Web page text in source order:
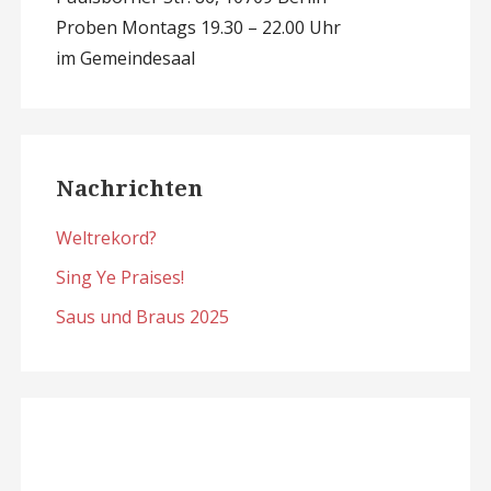
Proben Montags 19.30 – 22.00 Uhr
im Gemeindesaal
Nachrichten
Weltrekord?
Sing Ye Praises!
Saus und Braus 2025